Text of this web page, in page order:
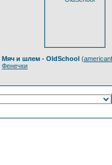
Мяч и шлем - OldSchool (
Фенечки